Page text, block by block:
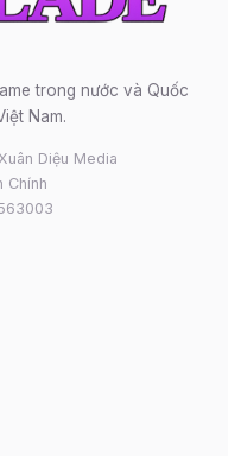
trong nước và Quốc
Nam.
Diệu Media
Chính